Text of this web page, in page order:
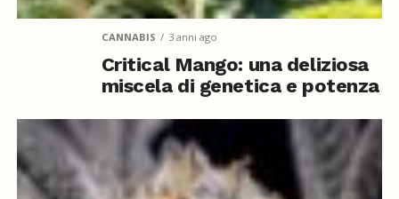
CANNABIS 3 anni ago
Critical Mango: una deliziosa
miscela di genetica e potenza